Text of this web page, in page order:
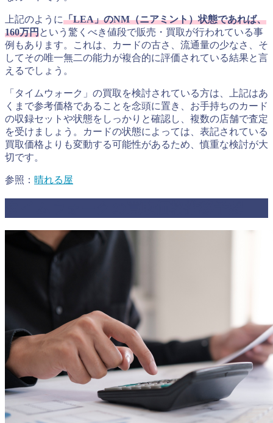
上記のように「LEA」のNM（ニアミント）状態であれば、
160万円という驚くべき値段で販売・買取が行われている事
例もあります。これは、カードの古さ、流通量の少なさ、そ
してその唯一無二の能力が複合的に評価されている結果と言
えるでしょう。
「タイムウォーク」の買取を検討されている方は、上記はあ
くまで参考価格であることを念頭に置き、お手持ちのカード
の収録セットや状態をしっかりと確認し、複数の店舗で査定
を受けましょう。カードの状態によっては、表記されている
買取価格よりも変動する可能性があるため、慎重な検討が大
切です。
参照： 晴れる屋